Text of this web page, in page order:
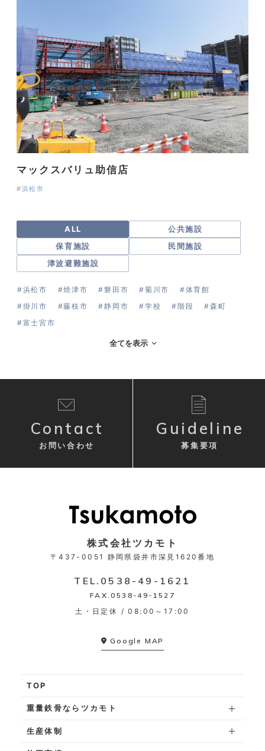
マックスバリュ助信店
#浜松市
ALL
公共施設
保育施設
民間施設
津波避難施設
#浜松市 #焼津市 #磐田市 #菊川市
#体育館
#掛川市
#藤枝市 #静岡市 #学校 #階段
#森町
#富士宮市
全てを表示
Contact
お問い合わせ
Guideline
募集要項
株式会社ツカモト
〒437-0051 静岡県袋井市深見1620番地
TEL. 0538-49-1621
FAX.0538-49-1527
土・日定休 / 08:00～17:00
Google MAP
TOP
重量鉄骨ならツカモト
生産体制